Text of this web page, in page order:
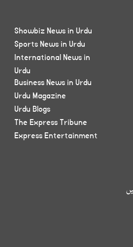
Showbiz News in Urdu
Sports News in Urdu
International News in
Urdu
Business News in Urdu
Urdu Magazine
Urdu Blogs
The Express Tribune
Express Entertainment